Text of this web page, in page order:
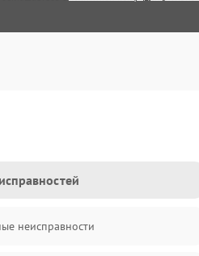
неисправности